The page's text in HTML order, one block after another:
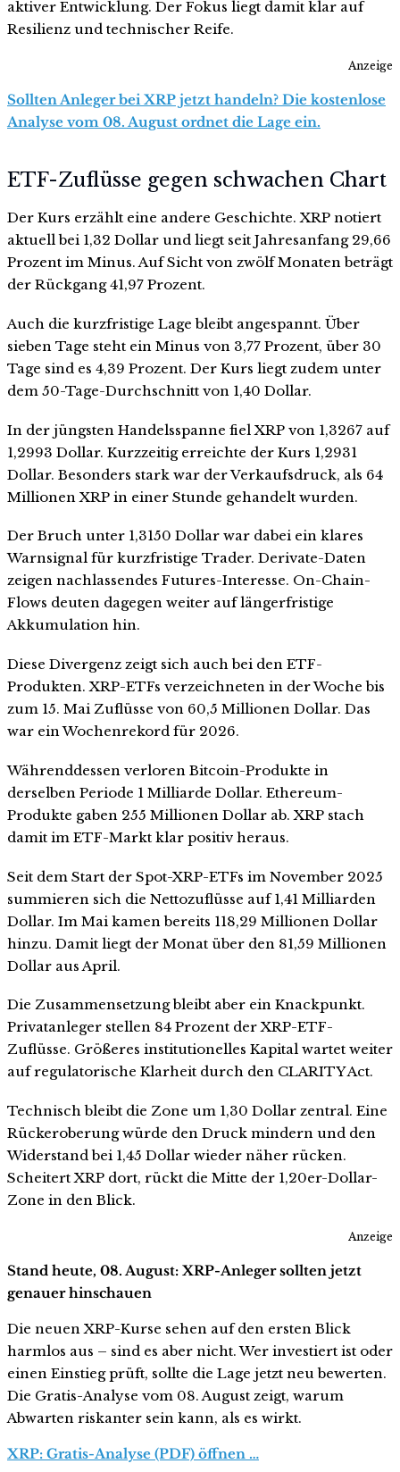
aktiver Entwicklung. Der Fokus liegt damit klar auf
Resilienz und technischer Reife.
Anzeige
Sollten Anleger bei XRP jetzt handeln? Die kostenlose
Analyse vom 08. August ordnet die Lage ein.
ETF-Zuflüsse gegen schwachen Chart
Der Kurs erzählt eine andere Geschichte. XRP notiert
aktuell bei 1,32 Dollar und liegt seit Jahresanfang 29,66
Prozent im Minus. Auf Sicht von zwölf Monaten beträgt
der Rückgang 41,97 Prozent.
Auch die kurzfristige Lage bleibt angespannt. Über
sieben Tage steht ein Minus von 3,77 Prozent, über 30
Tage sind es 4,39 Prozent. Der Kurs liegt zudem unter
dem 50-Tage-Durchschnitt von 1,40 Dollar.
In der jüngsten Handelsspanne fiel XRP von 1,3267 auf
1,2993 Dollar. Kurzzeitig erreichte der Kurs 1,2931
Dollar. Besonders stark war der Verkaufsdruck, als 64
Millionen XRP in einer Stunde gehandelt wurden.
Der Bruch unter 1,3150 Dollar war dabei ein klares
Warnsignal für kurzfristige Trader. Derivate-Daten
zeigen nachlassendes Futures-Interesse. On-Chain-
Flows deuten dagegen weiter auf längerfristige
Akkumulation hin.
Diese Divergenz zeigt sich auch bei den ETF-
Produkten. XRP-ETFs verzeichneten in der Woche bis
zum 15. Mai Zuflüsse von 60,5 Millionen Dollar. Das
war ein Wochenrekord für 2026.
Währenddessen verloren Bitcoin-Produkte in
derselben Periode 1 Milliarde Dollar. Ethereum-
Produkte gaben 255 Millionen Dollar ab. XRP stach
damit im ETF-Markt klar positiv heraus.
Seit dem Start der Spot-XRP-ETFs im November 2025
summieren sich die Nettozuflüsse auf 1,41 Milliarden
Dollar. Im Mai kamen bereits 118,29 Millionen Dollar
hinzu. Damit liegt der Monat über den 81,59 Millionen
Dollar aus April.
Die Zusammensetzung bleibt aber ein Knackpunkt.
Privatanleger stellen 84 Prozent der XRP-ETF-
Zuflüsse. Größeres institutionelles Kapital wartet weiter
auf regulatorische Klarheit durch den CLARITY Act.
Technisch bleibt die Zone um 1,30 Dollar zentral. Eine
Rückeroberung würde den Druck mindern und den
Widerstand bei 1,45 Dollar wieder näher rücken.
Scheitert XRP dort, rückt die Mitte der 1,20er-Dollar-
Zone in den Blick.
Anzeige
Stand heute, 08. August: XRP-Anleger sollten jetzt
genauer hinschauen
Die neuen XRP-Kurse sehen auf den ersten Blick
harmlos aus – sind es aber nicht. Wer investiert ist oder
einen Einstieg prüft, sollte die Lage jetzt neu bewerten.
Die Gratis-Analyse vom 08. August zeigt, warum
Abwarten riskanter sein kann, als es wirkt.
XRP: Gratis-Analyse (PDF) öffnen …